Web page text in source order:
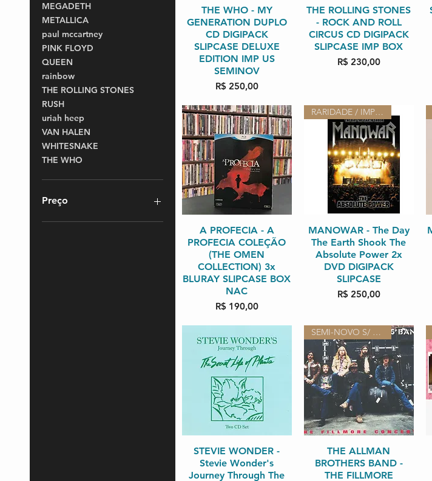
MEGADETH
METALLICA
paul mccartney
PINK FLOYD
QUEEN
rainbow
THE ROLLING STONES
RUSH
uriah heep
VAN HALEN
WHITESNAKE
THE WHO
Preço
Visualização rápida
THE WHO - MY
GENERATION DUPLO
CD DIGIPACK
SLIPCASE DELUXE
EDITION IMP US
SEMINOV
Preço
R$ 250,00
Visualização rápida
THE ROLLING STONES
- ROCK AND ROLL
CIRCUS CD DIGIPACK
SLIPCASE IMP BOX
Preço
R$ 230,00
Visualização rápida
A PROFECIA - A
PROFECIA COLEÇÃO
(THE OMEN
COLLECTION) 3x
BLURAY SLIPCASE BOX
NAC
Preço
R$ 190,00
Visualização rápida
RARIDADE / IMPORTADO EUROPA
MANOWAR - The Day
The Earth Shook The
Absolute Power 2x
DVD DIGIPACK
SLIPCASE
Preço
R$ 250,00
Visualização rápida
STEVIE WONDER -
Stevie Wonder's
Journey Through The
Visualização rápida
SEMI-NOVO S/ ENCARTE
THE ALLMAN
BROTHERS BAND -
THE FILLMORE